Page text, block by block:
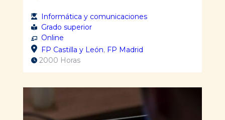
Informática y comunicaciones
Grado superior
Online
FP Castilla y León, FP Madrid
2000 Horas